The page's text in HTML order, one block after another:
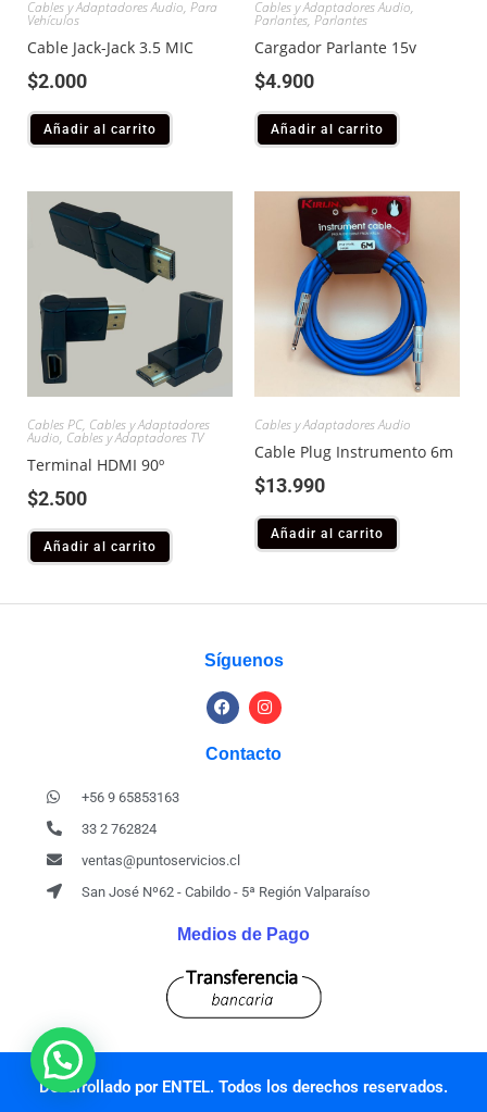
Cables y Adaptadores Audio, Para
Vehículos
Cable Jack-Jack 3.5 MIC
$2.000
Añadir al carrito
Cables y Adaptadores Audio,
Parlantes, Parlantes
Cargador Parlante 15v
$4.900
Añadir al carrito
Cables PC, Cables y Adaptadores
Audio, Cables y Adaptadores TV
Terminal HDMI 90º
$2.500
Añadir al carrito
Cables y Adaptadores Audio
Cable Plug Instrumento 6m
$13.990
Añadir al carrito
Síguenos
Contacto
+56 9 65853163
33 2 762824
ventas@puntoservicios.cl
San José Nº62 - Cabildo - 5ª Región Valparaíso
Medios de Pago
Desarrollado por ENTEL. Todos los derechos reservados.